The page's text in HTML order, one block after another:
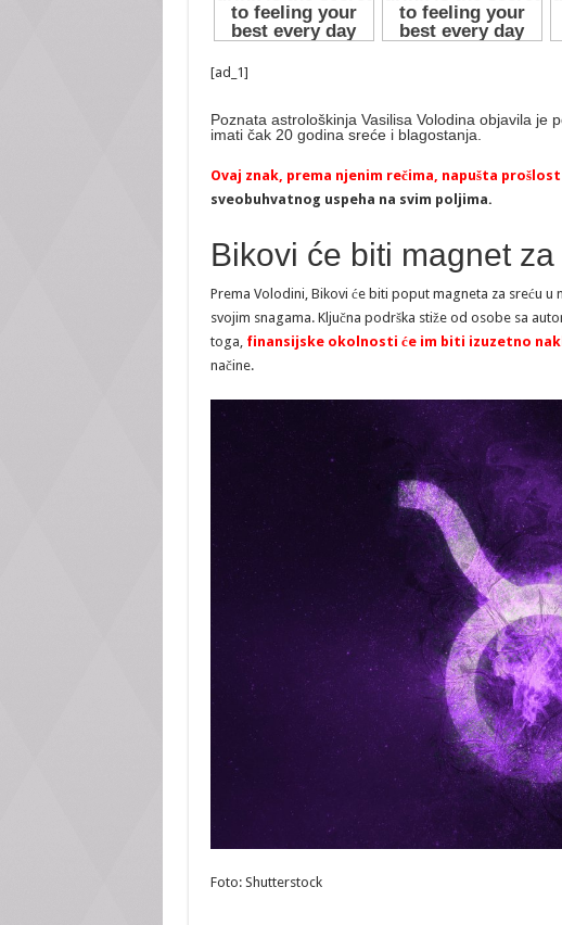
[ad_1]
Poznata astrološkinja Vasilisa Volodina objavila je
imati čak 20 godina sreće i blagostanja.
Ovaj znak, prema njenim rečima, napušta
sveobuhvatnog uspeha na svim poljima.
Bikovi će biti magnet za
Prema Volodini, Bikovi će biti poput magneta za sreću
svojim snagama. Ključna podrška stiže od osobe sa
toga, finansijske okolnosti će im biti izuzetno
načine.
Foto: Shutterstock